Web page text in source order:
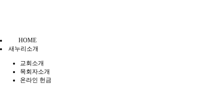
HOME
새누리소개
교회소개
목회자소개
온라인 헌금